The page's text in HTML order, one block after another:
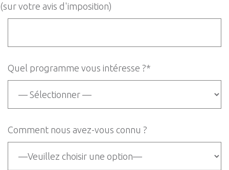
(sur votre avis d'imposition)
Quel programme vous intéresse ?*
Comment nous avez-vous connu ?